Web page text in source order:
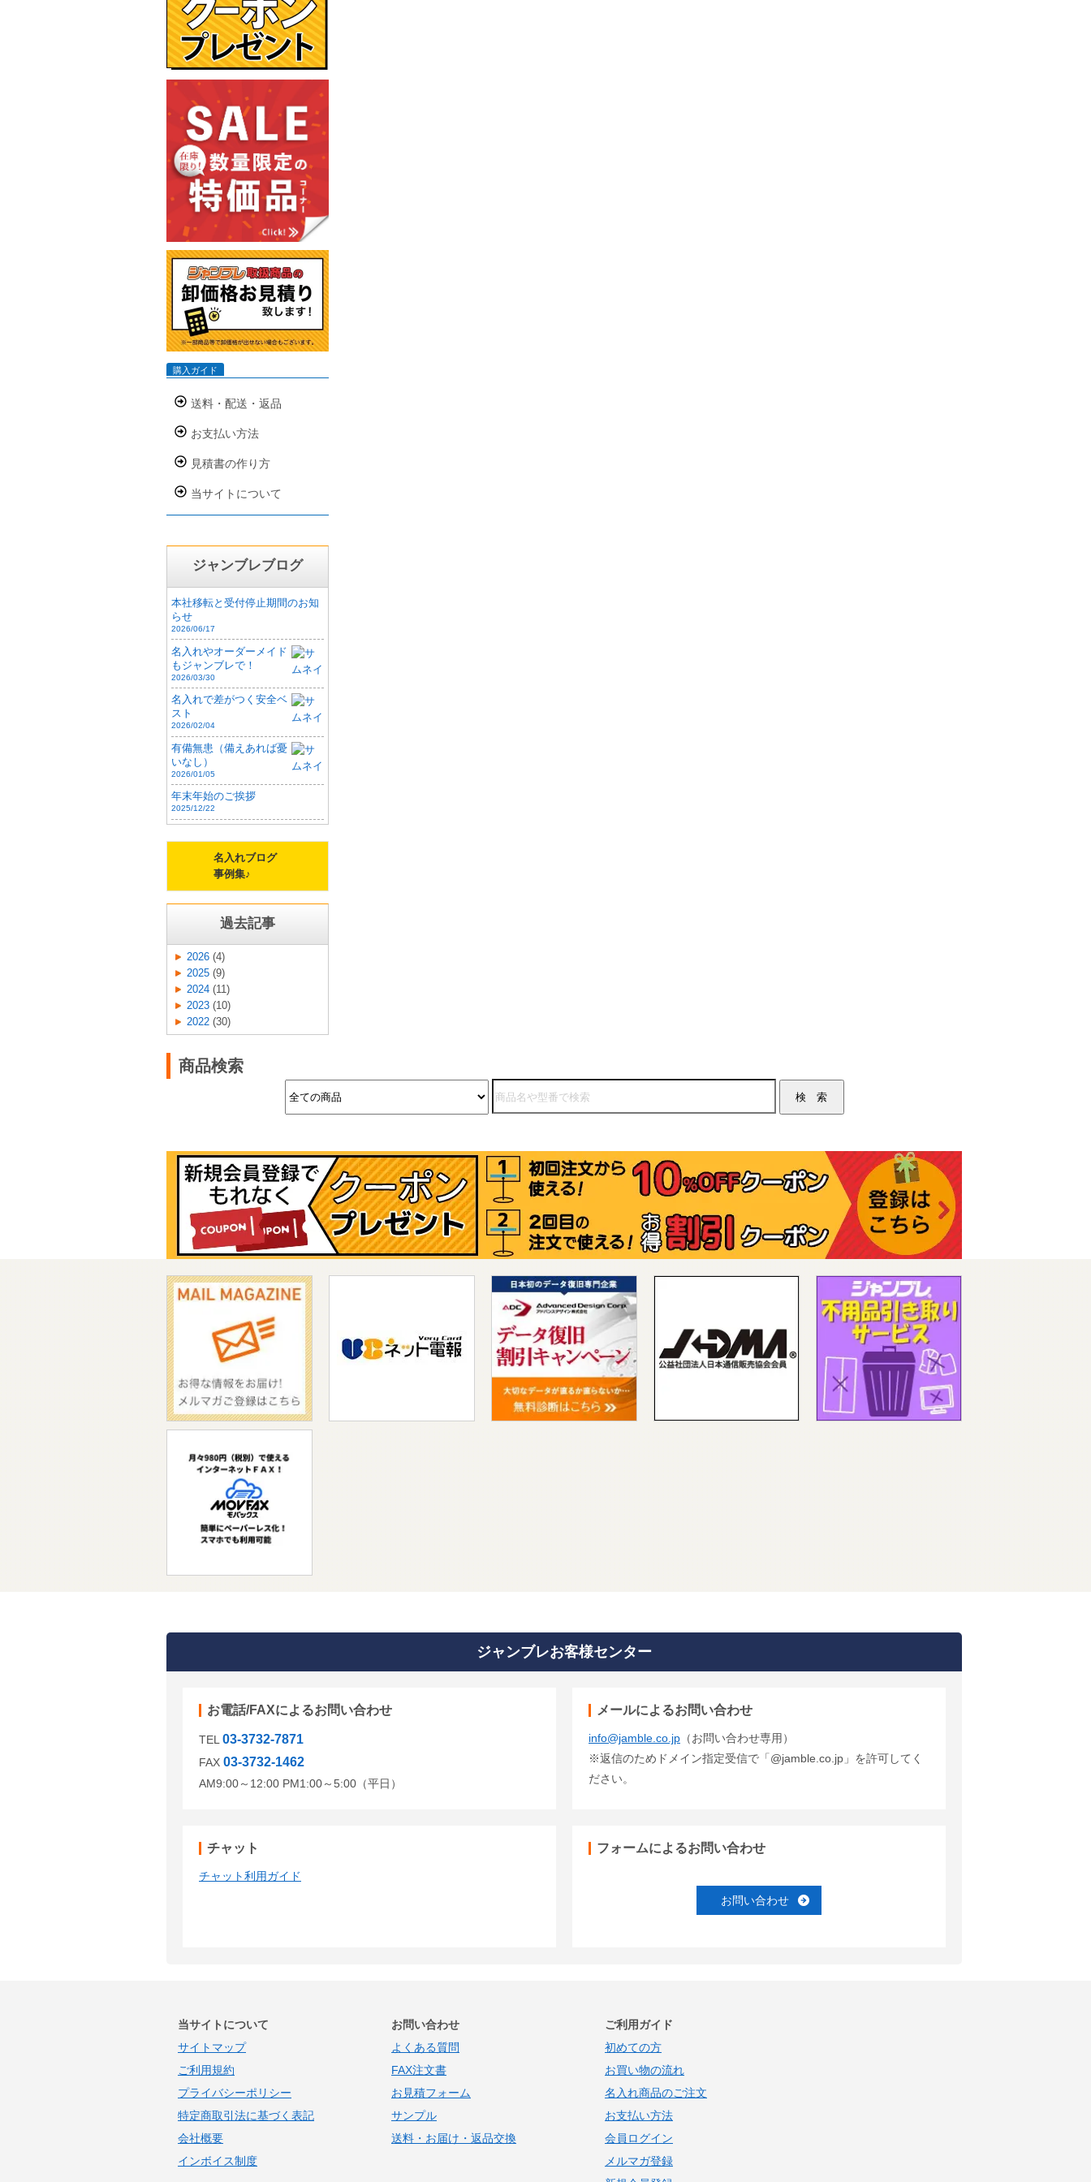
購入ガイド
送料・配送・返品
お支払い方法
見積書の作り方
当サイトについて
ジャンブレブログ
本社移転と受付停止期間のお知
らせ
2026/06/17
名入れやオーダーメイド
もジャンブレで！
2026/03/30
名入れで差がつく安全ベ
スト
2026/02/04
有備無患（備えあれば憂
いなし）
2026/01/05
年末年始のご挨拶
2025/12/22
名入れブログ
事例集♪
過去記事
2026 (4)
2025 (9)
2024 (11)
2023 (10)
2022 (30)
商品検索
ジャンブレお客様センター
お電話/FAXによるお問い合わせ
TEL 03-3732-7871
FAX 03-3732-1462
AM9:00～12:00 PM1:00～5:00（平日）
メールによるお問い合わせ
info@jamble.co.jp （お問い合わせ専用）
※返信のためドメイン指定受信で「@jamble.co.jp」を許可してく
ださい。
チャット
チャット利用ガイド
フォームによるお問い合わせ
お問い合わせ
当サイトについて
サイトマップ
ご利用規約
プライバシーポリシー
特定商取引法に基づく表記
会社概要
インボイス制度
お問い合わせ
よくある質問
FAX注文書
お見積フォーム
サンプル
送料・お届け・返品交換
ご利用ガイド
初めての方
お買い物の流れ
名入れ商品のご注文
お支払い方法
会員ログイン
メルマガ登録